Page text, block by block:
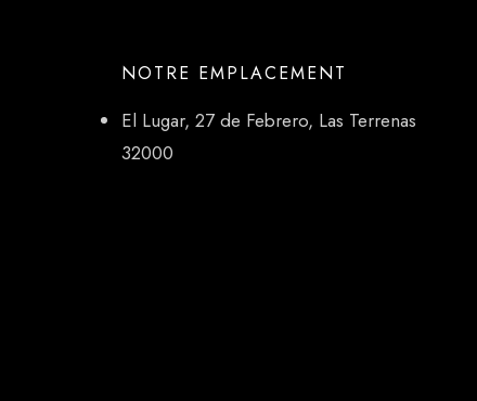
NOTRE EMPLACEMENT
El Lugar, 27 de Febrero, Las Terrenas
32000